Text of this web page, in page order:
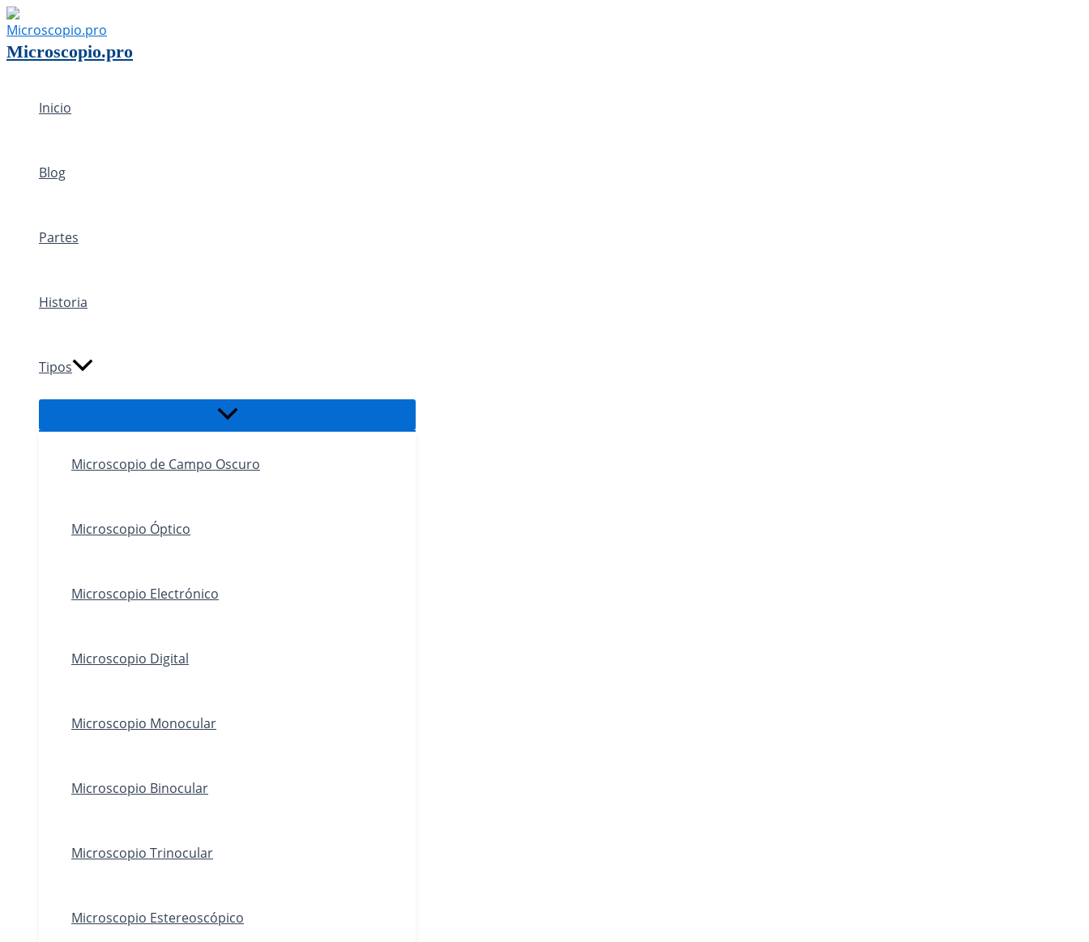
Ir
al
contenido
Microscopio.pro
Inicio
Blog
Partes
Historia
Tipos
Alternar
Microscopio de Campo Oscuro
Microscopio Óptico
Microscopio Electrónico
Microscopio Digital
Microscopio Monocular
Microscopio Binocular
Microscopio Trinocular
Microscopio Estereoscópico